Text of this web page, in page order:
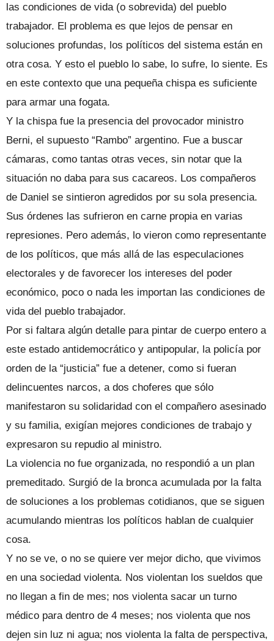
las condiciones de vida (o sobrevida) del pueblo
trabajador. El problema es que lejos de pensar en
soluciones profundas, los políticos del sistema están en
otra cosa. Y esto el pueblo lo sabe, lo sufre, lo siente. Es
en este contexto que una pequeña chispa es suficiente
para armar una fogata.
Y la chispa fue la presencia del provocador ministro
Berni, el supuesto “Rambo” argentino. Fue a buscar
cámaras, como tantas otras veces, sin notar que la
situación no daba para sus cacareos. Los compañeros
de Daniel se sintieron agredidos por su sola presencia.
Sus órdenes las sufrieron en carne propia en varias
represiones. Pero además, lo vieron como representante
de los políticos, que más allá de las especulaciones
electorales y de favorecer los intereses del poder
económico, poco o nada les importan las condiciones de
vida del pueblo trabajador.
Por si faltara algún detalle para pintar de cuerpo entero a
este estado antidemocrático y antipopular, la policía por
orden de la “justicia” fue a detener, como si fueran
delincuentes narcos, a dos choferes que sólo
manifestaron su solidaridad con el compañero asesinado
y su familia, exigían mejores condiciones de trabajo y
expresaron su repudio al ministro.
La violencia no fue organizada, no respondió a un plan
premeditado. Surgió de la bronca acumulada por la falta
de soluciones a los problemas cotidianos, que se siguen
acumulando mientras los políticos hablan de cualquier
cosa.
Y no se ve, o no se quiere ver mejor dicho, que vivimos
en una sociedad violenta. Nos violentan los sueldos que
no llegan a fin de mes; nos violenta sacar un turno
médico para dentro de 4 meses; nos violenta que nos
dejen sin luz ni agua; nos violenta la falta de perspectiva,